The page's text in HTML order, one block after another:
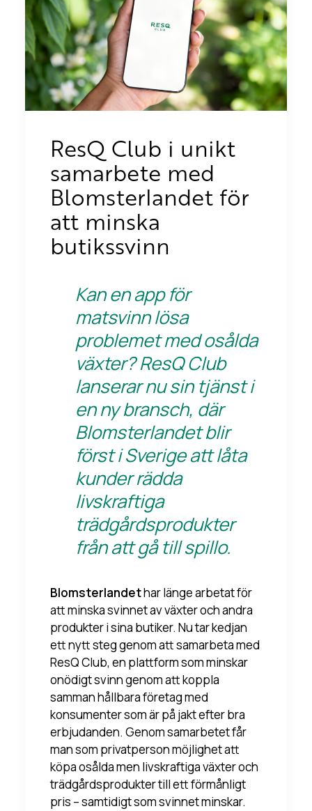
ResQ Club i unikt
samarbete med
Blomsterlandet för
att minska
butikssvinn
Kan en app för
matsvinn lösa
problemet med osålda
växter? ResQ Club
lanserar nu sin tjänst i
en ny bransch, där
Blomsterlandet blir
först i Sverige att låta
kunder rädda
livskraftiga
trädgårdsprodukter
från att gå till spillo.
Blomsterlandethar länge arbetat för
att minska svinnet av växter och andra
produkter i sina butiker. Nu tar kedjan
ett nytt steg genom att samarbeta med
ResQ Club, en plattform som minskar
onödigt svinn genom att koppla
samman hållbara företag med
konsumenter som är på jakt efter bra
erbjudanden. Genom samarbetet får
man som privatperson möjlighet att
köpa osålda men livskraftiga växter och
trädgårdsprodukter till ett förmånligt
pris – samtidigt som svinnet minskar.